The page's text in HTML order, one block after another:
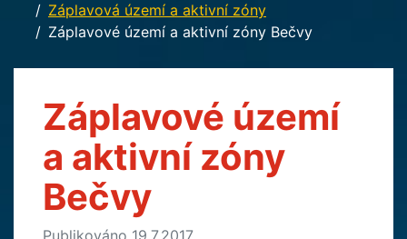
Záplavová území a aktivní zóny
Záplavové území a aktivní zóny Bečvy
Záplavové území
a aktivní zóny
Bečvy
Publikováno 19.7.2017